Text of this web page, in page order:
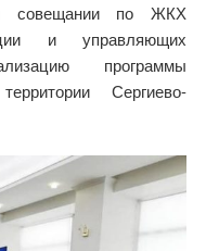
совещании по ЖКХ
и управляющих
программы
Сергиево-